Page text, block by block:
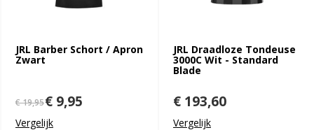
JRL Barber Schort / Apron
Zwart
€ 19,95€ 9,95
Vergelijk
JRL Draadloze Tondeuse
3000C Wit - Standard
Blade
€ 193,60
Vergelijk